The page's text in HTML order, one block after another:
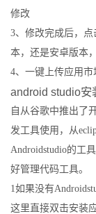
修改
3、修改完成后，
本，还是安卓版本
4、一键上传应用市
android studio安
自从谷歌中推出了
发工具使用，从
Androidstudio的工
好管理代码工具。
1如果没有
这里直接双击安装